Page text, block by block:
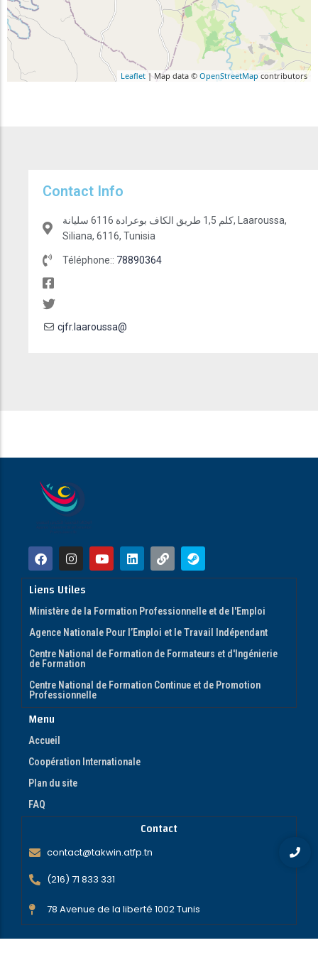
Leaflet | Map data © OpenStreetMap contributors
Contact Info
كلم 1,5 طريق الكاف بوعرادة 6116 سليانة, Laaroussa,
Siliana, 6116, Tunisia
Téléphone:: 78890364
cjfr.laaroussa@
Liens Utiles
Ministère de la Formation Professionnelle et de l'Emploi
Agence Nationale Pour l’Emploi et le Travail Indépendant
Centre National de Formation de Formateurs et d'Ingénierie
de Formation
Centre National de Formation Continue et de Promotion
Professionnelle
Menu
Accueil
Coopération Internationale
Plan du site
FAQ
Contact
contact@takwin.atfp.tn
(216) 71 833 331
78 Avenue de la liberté 1002 Tunis